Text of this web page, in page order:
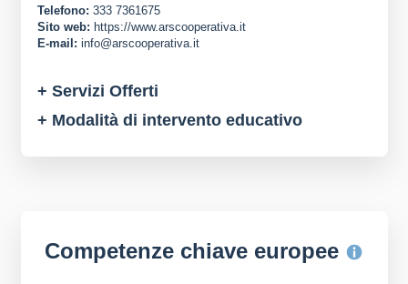
Telefono: 333 7361675
Sito web: https://www.arscooperativa.it
E-mail: info@arscooperativa.it
+ Servizi Offerti
+ Modalità di intervento educativo
Competenze chiave europee